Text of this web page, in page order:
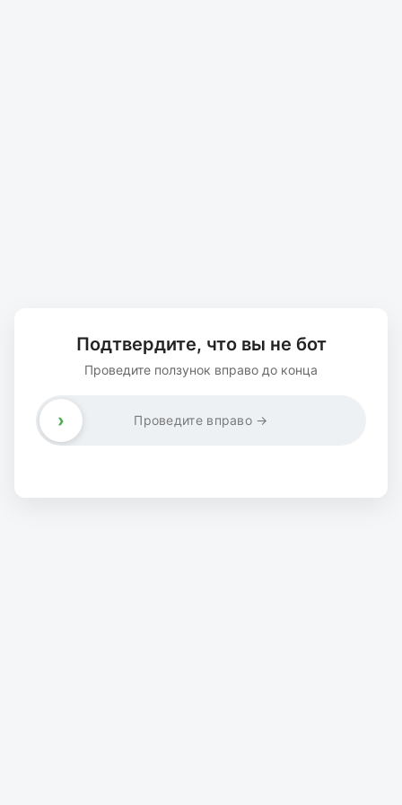
Подтвердите, что вы не бот
Проведите ползунок вправо до конца
Проведите вправо →
›